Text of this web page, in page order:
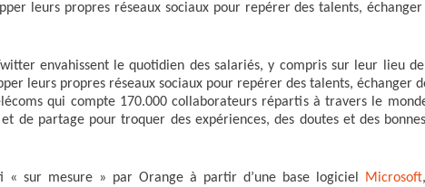
g
e
leurs propres réseaux sociaux pour repérer des talents,
envahissent le quotidien des salariés, y compris sur leur lieu
leurs propres réseaux sociaux pour repérer des talents, échanger
qui compte 170.000 collaborateurs répartis à travers le
de partage pour troquer des expériences, des doutes et des
« sur mesure » par Orange à partir d’une base logiciel Microsoft